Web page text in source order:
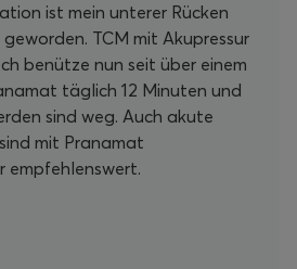
Es ist ein wahrer
mir hilft, Körper und Geist in
Zusätzlich möchte ich die
den hervorragenden
Ich hatte eine kleine
und mein
und freundlich
der nach einer effektiven
selbst etwas Gutes zu tun
ist mein unterer Rücken
TCM mit Akupressur
benütze nun seit über einem
täglich 12 Minuten und
sind weg. Auch akute
mit Pranamat
empfehlenswert.